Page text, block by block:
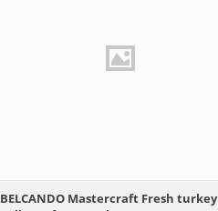
BELCANDO Mastercraft Fresh turkey